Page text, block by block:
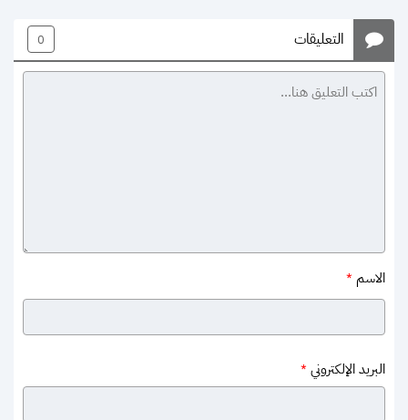
التعليقات 0
الاسم *
البريد الإلكتروني *